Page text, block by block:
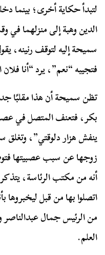
لتبدأ حكاية أخرى؛
الدين وهبة إلى منزلهما
سميحة إليه لتوقف رنينه،
فتجيبه “نعم”، يرد “أنا
تظن سميحة أن هذا مقلبًا
بكر، فتعنف المتصل في
ينفش هزار دلوقتي”،
زوجها عن سبب عصبيتها
أنه من مكتب الرئاسة،
اتصلوا بها من قبل
من الرئيس جمال
العلم.